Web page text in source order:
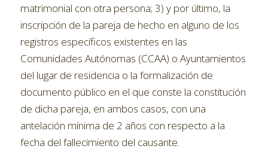
matrimonial con otra persona; 3) y por último, la
inscripción de la pareja de hecho en alguno de los
registros específicos existentes en las
Comunidades Autónomas (CCAA) o Ayuntamientos
del lugar de residencia o la formalización de
documento público en el que conste la constitución
de dicha pareja, en ambos casos, con una
antelación mínima de 2 años con respecto a la
fecha del fallecimiento del causante.